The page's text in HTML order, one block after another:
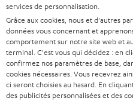
u
n
n
u
v
L’univers Teufel
Divertissement
Boutique FR
Boutique BE
Contact
Newsletter
Savoir-vivre
services de personnalisation.
Grâce aux cookies, nous et d'autres
données vous concernant et
comportement sur notre site web et
terminal. C'est vous qui décidez : en
confirmez nos paramètres de base,
cookies nécessaires. Vous recevrez
ci seront choisies au hasard. En
des publicités personnalisées et des